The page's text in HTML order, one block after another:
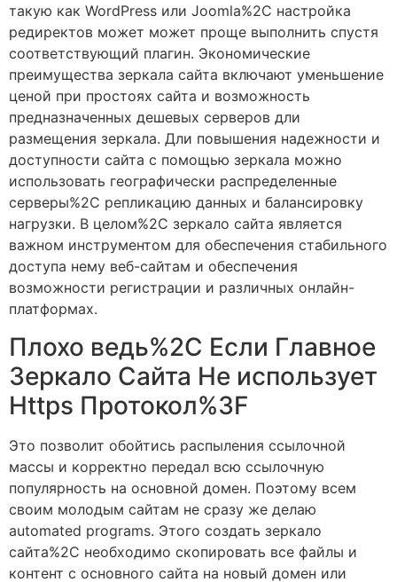
такую как WordPress или Joomla%2C настройка
редиректов может может проще выполнить спустя
соответствующий плагин. Экономические
преимущества зеркала сайта включают уменьшение
ценой при простоях сайта и возможность
предназначенных дешевых серверов дли
размещения зеркала. Дли повышения надежности и
доступности сайта с помощью зеркала можно
использовать географически распределенные
серверы%2C репликацию данных и балансировку
нагрузки. В целом%2C зеркало сайта является
важном инструментом для обеспечения стабильного
доступа нему веб-сайтам и обеспечения
возможности регистрации и различных онлайн-
платформах.
Плохо ведь%2C Если Главное
Зеркало Сайта Не использует
Https Протокол%3F
Это позволит обойтись распыления ссылочной
массы и корректно передал всю ссылочную
популярность на основной домен. Поэтому всем
своим молодым сайтам не сразу же делаю
automated programs. Этого создать зеркало
сайта%2C необходимо скопировать все файлы и
контент с основного сайта на новый домен или